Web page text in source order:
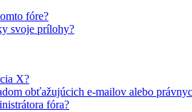
fóre?
svoje prílohy?
X?
obťažujúcich e-mailov alebo
fóra?